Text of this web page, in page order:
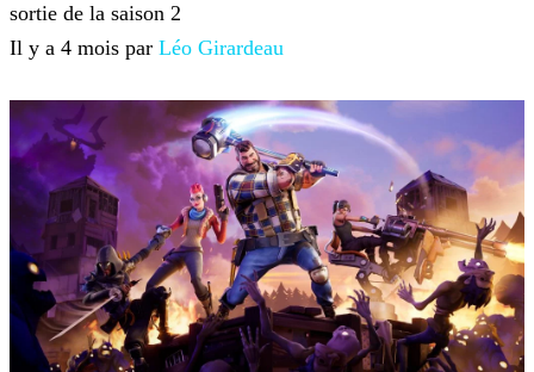
sortie de la saison 2
Il y a 4 mois par Léo Girardeau